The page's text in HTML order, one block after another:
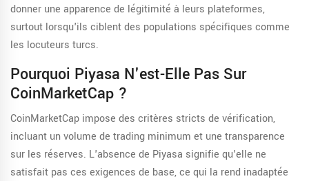
donner une apparence de légitimité à leurs plateformes,
surtout lorsqu'ils ciblent des populations spécifiques comme
les locuteurs turcs.
Pourquoi Piyasa N'est-Elle Pas Sur
CoinMarketCap ?
CoinMarketCap impose des critères stricts de vérification,
incluant un volume de trading minimum et une transparence
sur les réserves. L'absence de Piyasa signifie qu'elle ne
satisfait pas ces exigences de base, ce qui la rend inadaptée